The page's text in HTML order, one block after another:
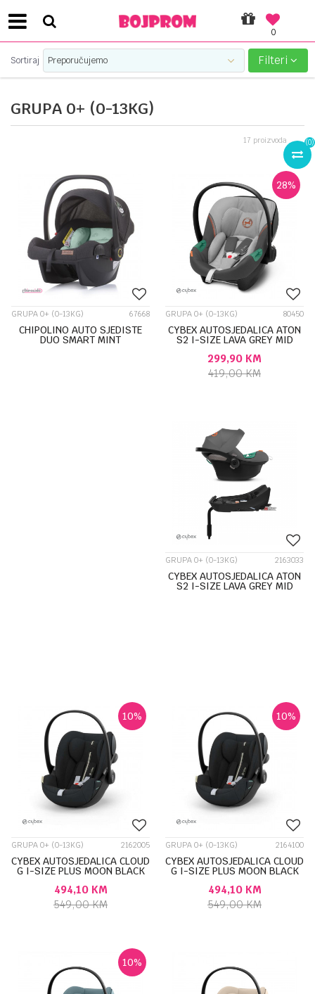
0
SIGURNO PLAĆANJE PLATNIM KARTICAMA!
(0)
GRUPA 0+ (0-13KG)
Sortiraj Filteri
17 proizvoda
GRUPA 0+ (0-13KG) 67668
CHIPOLINO AUTO SJEDISTE
DUO SMART MINT
28%
GRUPA 0+ (0-13KG) 80450
CYBEX AUTOSJEDALICA ATON
S2 I-SIZE LAVA GREY MID
299,90 KM
419,00KM
GRUPA 0+ (0-13KG) 2163033
CYBEX AUTOSJEDALICA ATON
S2 I-SIZE LAVA GREY MID
10%
GRUPA 0+ (0-13KG) 2162005
CYBEX AUTOSJEDALICA CLOUD
G I-SIZE PLUS MOON BLACK
494,10 KM
549,00KM
10%
GRUPA 0+ (0-13KG) 2164100
CYBEX AUTOSJEDALICA CLOUD
G I-SIZE PLUS MOON BLACK
494,10 KM
549,00KM
10%